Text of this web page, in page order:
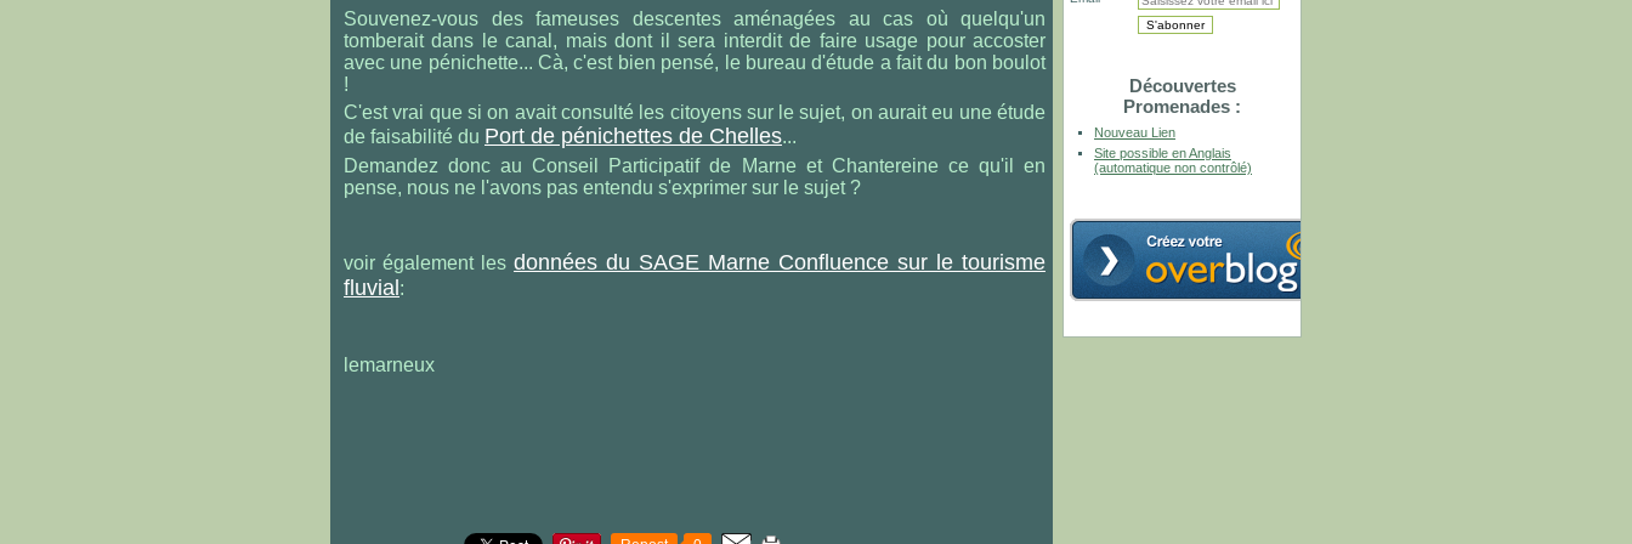
Souvenez-vous des fameuses descentes aménagées au cas où quelqu'un
tomberait dans le canal, mais dont il sera interdit de faire usage pour accoster
avec une pénichette... Cà, c'est bien pensé, le bureau d'étude a fait du bon boulot
!
C'est vrai que si on avait consulté les citoyens sur le sujet, on aurait eu une étude
de faisabilité du Port de pénichettes de Chelles...
Demandez donc au Conseil Participatif de Marne et Chantereine ce qu'il en
pense, nous ne l'avons pas entendu s'exprimer sur le sujet ?
voir également les données du SAGE Marne Confluence sur le tourisme
fluvial:
lemarneux
Découvertes
Promenades :
Nouveau Lien
Site possible en Anglais
(automatique non contrôlé)